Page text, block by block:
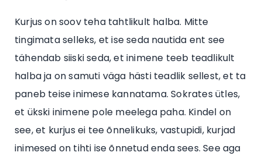
Kurjus on soov teha tahtlikult halba. Mitte
tingimata selleks, et ise seda nautida ent see
tähendab siiski seda, et inimene teeb teadlikult
halba ja on samuti väga hästi teadlik sellest, et ta
paneb teise inimese kannatama. Sokrates ütles,
et ükski inimene pole meelega paha. Kindel on
see, et kurjus ei tee õnnelikuks, vastupidi, kurjad
inimesed on tihti ise õnnetud enda sees. See aga